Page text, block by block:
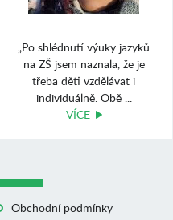
„Po shlédnutí výuky jazyků
na ZŠ jsem naznala, že je
třeba děti vzdělávat i
individuálně. Obě ...
VÍCE
Obchodní podmínky